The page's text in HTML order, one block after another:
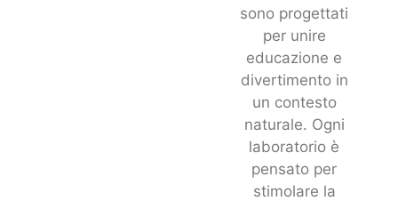
sono progettati
per unire
educazione e
divertimento in
un contesto
naturale. Ogni
laboratorio è
pensato per
stimolare la